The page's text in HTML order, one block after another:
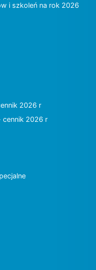
i szkoleń na rok 2026
2026 r
2026 r